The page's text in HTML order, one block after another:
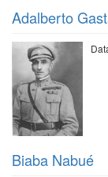
Adalberto
Biaba Nabué